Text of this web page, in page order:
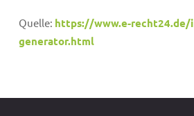
Quelle: https://www.e-recht24.de/
generator.html